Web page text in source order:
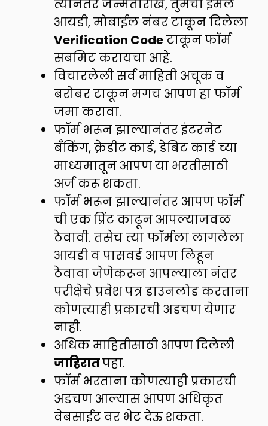
त्यानंतर जन्मतारीख, तुमचा ईमेल
आयडी, मोबाईल नंबर टाकून दिलेला
Verification Codeटाकून फॉर्म
सबमिट करायचा आहे.
विचारलेली सर्व माहिती अचूक व
बरोबर टाकून मगच आपण हा फॉर्म
जमा करावा.
फॉर्म भरून झाल्यानंतर इंटरनेट
बँकिंग, क्रेडीट कार्ड, डेबिट कार्ड च्या
माध्यमातून आपण या भरतीसाठी
अर्ज करू शकता.
फॉर्म भरून झाल्यानंतर आपण फॉर्म
ची एक प्रिंट काढून आपल्याजवळ
ठेवावी. तसेच त्या फॉर्मला लागलेला
आयडी व पासवर्ड आपण लिहून
ठेवावा जेणेकरून आपल्याला नंतर
परीक्षेचे प्रवेश पत्र डाउनलोड करताना
कोणत्याही प्रकारची अडचण येणार
नाही.
अधिक माहितीसाठी आपण दिलेली
जाहिरातपहा.
फॉर्म भरताना कोणत्याही प्रकारची
अडचण आल्यास आपण अधिकृत
वेबसाईट वर भेट देऊ शकता.